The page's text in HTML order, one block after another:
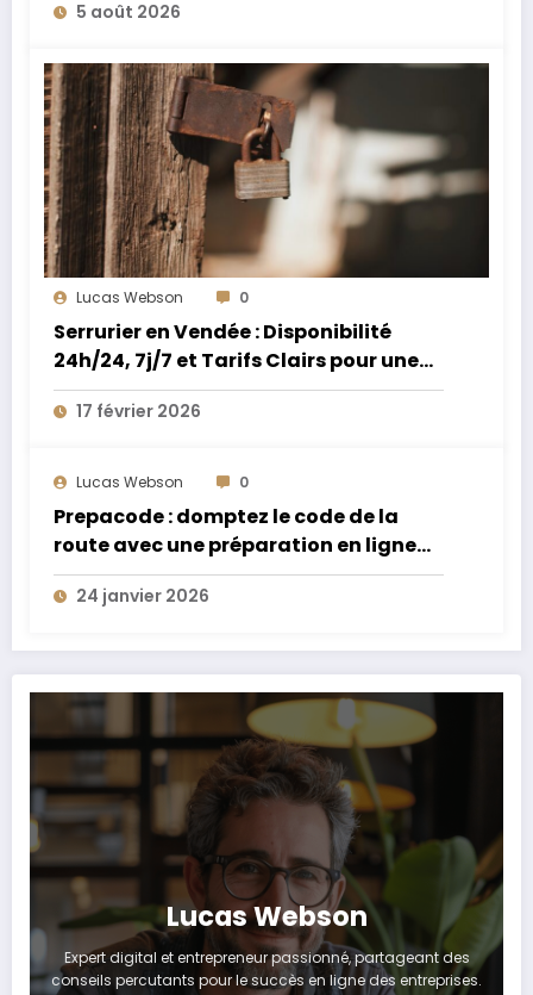
5 août 2026
Lucas Webson 0
Serrurier en Vendée : Disponibilité
24h/24, 7j/7 et Tarifs Clairs pour une
Intervention Express
17 février 2026
Lucas Webson 0
Prepacode : domptez le code de la
route avec une préparation en ligne
performante et accessible
24 janvier 2026
Lucas Webson
Expert digital et entrepreneur passionné, partageant des
conseils percutants pour le succès en ligne des entreprises.